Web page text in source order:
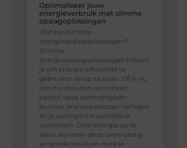
Optimaliseer jouw
energieverbruik met slimme
opslagoplossingen
Wat zijn slimme
energieopslagoplossingen?
Slimme
energieopslagoplossingen helpen
je om energie efficiënter te
gebruiken en op te slaan. Of je nu
een huishouden runt of een
bedrijf, deze technologieën
kunnen je energiekosten verlagen
en je ecologische voetafdruk
verkleinen. Door energie op te
slaan wanneer deze overvloedig
en goedkoop is, en deze te